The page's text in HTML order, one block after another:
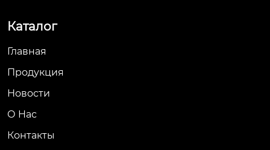
Каталог
Главная
Продукция
Новости
О Hас
Контакты